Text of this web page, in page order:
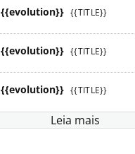
{{evolution}} {{TITLE}}
{{evolution}} {{TITLE}}
{{evolution}} {{TITLE}}
Leia mais